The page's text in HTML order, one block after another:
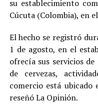
su establecimiento
Cúcuta (Colombia), en
El hecho se registró
1 de agosto, en el
ofrecía sus servicios
de cervezas,
comercio está
reseñó La Opinión.